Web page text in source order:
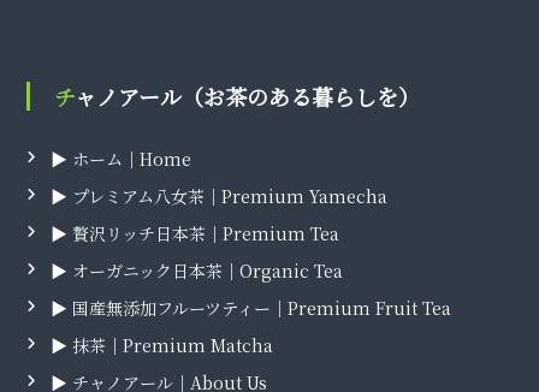
チャノアール（お茶のある暮らしを）
▶ ホーム｜Home
▶ プレミアム八女茶｜Premium Yamecha
▶ 贅沢リッチ日本茶｜Premium Tea
▶ オーガニック日本茶｜Organic Tea
▶ 国産無添加フルーツティー｜Premium Fruit Tea
▶ 抹茶｜Premium Matcha
▶ チャノアール｜About Us